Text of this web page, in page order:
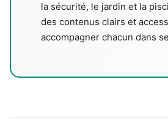
la sécurité, le jardin et la
des contenus clairs et
accompagner chacun dans